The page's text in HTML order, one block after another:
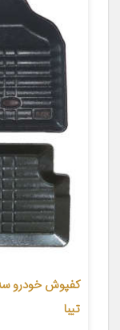
تیبا